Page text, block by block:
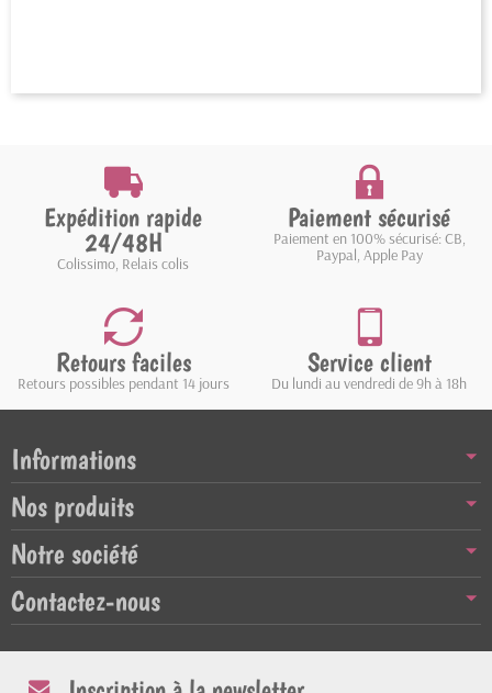
Expédition rapide
24/48H
Colissimo, Relais colis
Paiement sécurisé
Paiement en 100% sécurisé: CB,
Paypal, Apple Pay
Retours faciles
Retours possibles pendant 14 jours
Service client
Du lundi au vendredi de 9h à 18h
Informations
Nos produits
Notre société
Contactez-nous